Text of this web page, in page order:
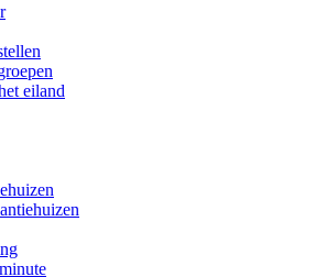
eiland